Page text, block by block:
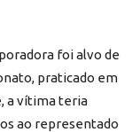
foi alvo de
praticado em
a vítima teria
ao representado